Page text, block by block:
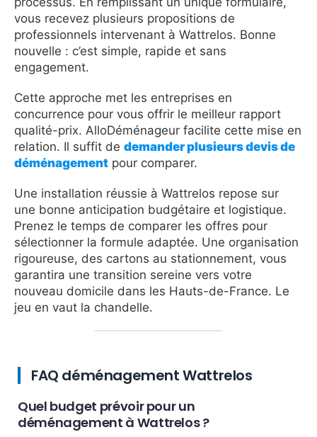
vous recevez plusieurs propositions de
professionnels intervenant à Wattrelos. Bonne
nouvelle : c’est simple, rapide et sans
engagement.
Cette approche met les entreprises en
concurrence pour vous offrir le meilleur rapport
qualité-prix. AlloDéménageur facilite cette mise en
relation. Il suffit de demander plusieurs devis de
déménagement pour comparer.
Une installation réussie à Wattrelos repose sur
une bonne anticipation budgétaire et logistique.
Prenez le temps de comparer les offres pour
sélectionner la formule adaptée. Une organisation
rigoureuse, des cartons au stationnement, vous
garantira une transition sereine vers votre
nouveau domicile dans les Hauts-de-France. Le
jeu en vaut la chandelle.
FAQ déménagement Wattrelos
Quel budget prévoir pour un
déménagement à Wattrelos ?